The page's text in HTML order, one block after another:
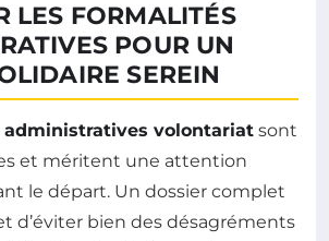
LES FORMALITÉS
POUR UN
SEREIN
volontariat sont
et méritent une attention
le départ. Un dossier complet
d’éviter bien des désagréments